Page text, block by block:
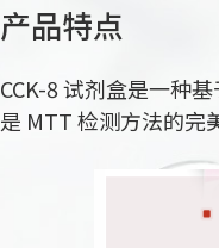
产品特点
CCK-8 试剂盒是一种
是 MTT 检测方法的完